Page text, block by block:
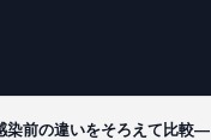
染前の違いをそろえて比較―